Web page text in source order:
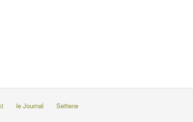
le Journal Settene